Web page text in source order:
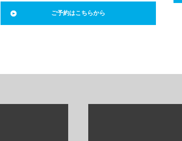
ご予約はこちらから